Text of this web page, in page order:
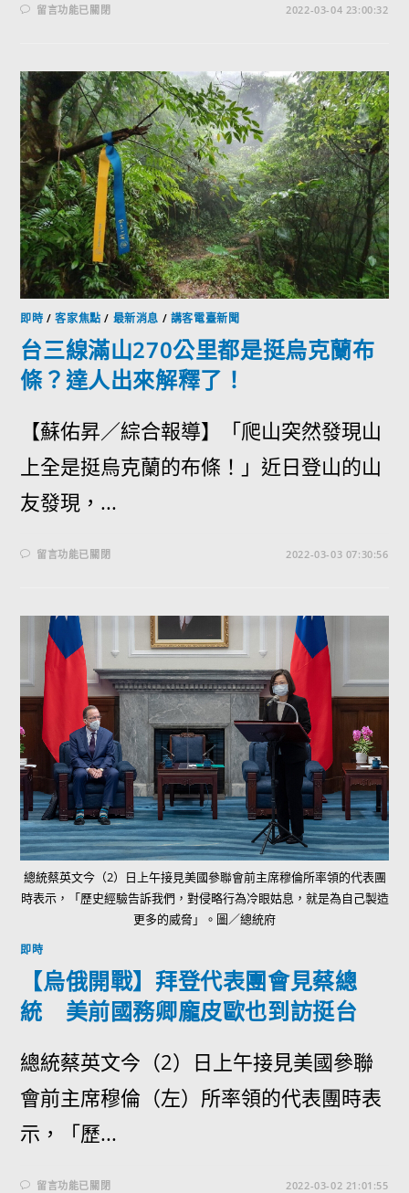
留言功能已關閉 2022-03-04 23:00:32
即時 /客家焦點 / 最新消息 / 講客電臺新聞
台三線滿山270公里都是挺烏克蘭布
條？達人出來解釋了！
【蘇佑昇／綜合報導】「爬山突然發現山
上全是挺烏克蘭的布條！」近日登山的山
友發現，...
留言功能已關閉 2022-03-03 07:30:56
總統蔡英文今（2）日上午接見美國參聯會前主席穆倫所率領的代表團
時表示，「歷史經驗告訴我們，對侵略行為冷眼姑息，就是為自己製造
更多的威脅」。圖／總統府
即時
【烏俄開戰】拜登代表團會見蔡總
統 美前國務卿龐皮歐也到訪挺台
總統蔡英文今（2）日上午接見美國參聯
會前主席穆倫（左）所率領的代表團時表
示，「歷...
留言功能已關閉 2022-03-02 21:01:55